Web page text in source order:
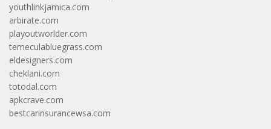
youthlinkjamica.com
arbirate.com
playoutworlder.com
temeculabluegrass.com
eldesigners.com
cheklani.com
totodal.com
apkcrave.com
bestcarinsurancewsa.com